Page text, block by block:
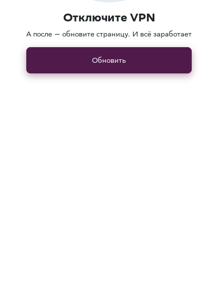
Отключите VPN
А после — обновите страницу. И всё заработает
Обновить